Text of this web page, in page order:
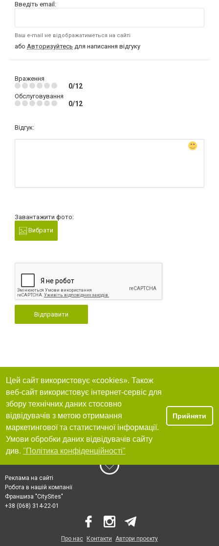
Введіть email:
Ваш e-mail не відображатиметься на сайті
або Авторизуйтесь для написання відгуку
Враження
0/12
Обслуговування
0/12
Відгук:
Завантажити фото:
Вибрати
Відправити
Цей сайт використовує «cookies». Також
веб-сайт використовує інтернет-сервіс для
збору технічних даних стосовно
відвідувачів з метою отримання
маркетингової та статистичної інформації.
Умови обробки даних відвідувачів сайту
див. "Політика конфіденційності"
Прийняти
Реклама на сайті
Робота в нашій компанії
Франшиза "CitySites"
+38 (068) 314-22-01
Про нас Контакти Автори проєкту